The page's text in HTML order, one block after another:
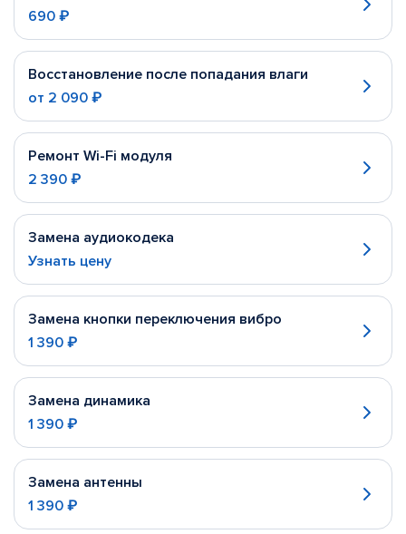
690 ₽
Восстановление после попадания влаги
от 2 090 ₽
Ремонт Wi-Fi модуля
2 390 ₽
Замена аудиокодека
Узнать цену
Замена кнопки переключения вибро
1 390 ₽
Замена динамика
1 390 ₽
Замена антенны
1 390 ₽